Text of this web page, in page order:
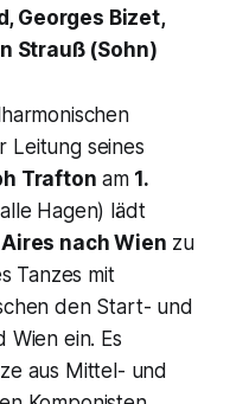
Georges Bizet,
Strauß (Sohn)
Leitung seines
Trafton am 1.
Hagen) lädt
nach Wien zu
Tanzes mit
den Start- und
Wien ein. Es
aus Mittel- und